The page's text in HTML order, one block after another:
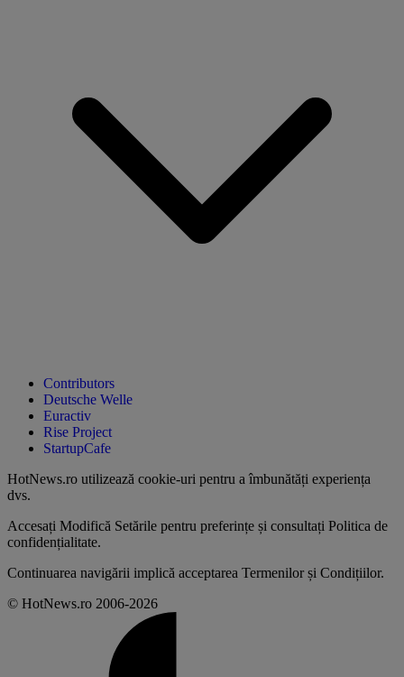
Contributors
Deutsche Welle
Euractiv
Rise Project
StartupCafe
HotNews.ro utilizează cookie-uri pentru a îmbunătăți experiența
dvs.
Accesați Modifică Setările pentru preferințe și consultați Politica de
confidențialitate.
Continuarea navigării implică acceptarea Termenilor și Condițiilor.
© HotNews.ro 2006-2026